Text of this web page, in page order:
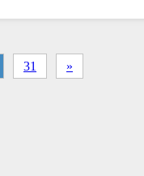
31 »